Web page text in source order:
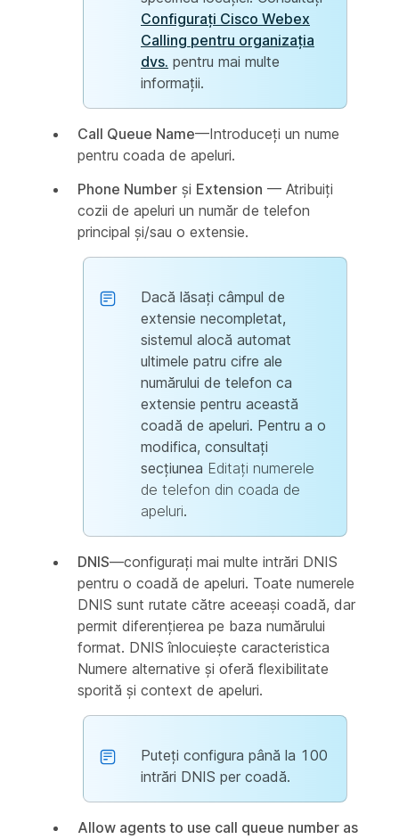
Configurați Cisco Webex
Calling pentru organizația
dvs. pentru mai multe
informații.
Call Queue Name—Introduceți un nume
pentru coada de apeluri.
Phone Number și Extension — Atribuiți
cozii de apeluri un număr de telefon
principal și/sau o extensie.
Dacă lăsați câmpul de
extensie necompletat,
sistemul alocă automat
ultimele patru cifre ale
numărului de telefon ca
extensie pentru această
coadă de apeluri. Pentru a o
modifica, consultați
secțiunea Editați numerele
de telefon din coada de
apeluri.
DNIS—configurați mai multe intrări DNIS
pentru o coadă de apeluri. Toate numerele
DNIS sunt rutate către aceeași coadă, dar
permit diferențierea pe baza numărului
format. DNIS înlocuiește caracteristica
Numere alternative și oferă flexibilitate
sporită și context de apeluri.
Puteți configura până la 100
intrări DNIS per coadă.
Allow agents to use call queue number as